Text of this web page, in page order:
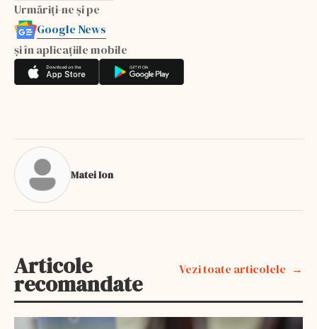
Urmăriți-ne și pe
Google News
și în aplicațiile mobile
Matei Ion
Articole
recomandate
Vezi toate articolele